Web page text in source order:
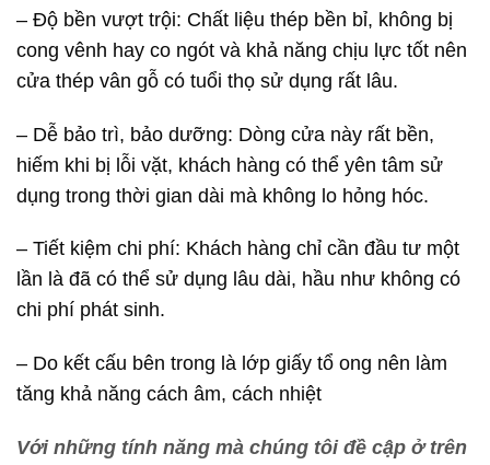
– Độ bền vượt trội: Chất liệu thép bền bỉ, không bị
cong vênh hay co ngót và khả năng chịu lực tốt nên
cửa thép vân gỗ có tuổi thọ sử dụng rất lâu.
– Dễ bảo trì, bảo dưỡng: Dòng cửa này rất bền,
hiếm khi bị lỗi vặt, khách hàng có thể yên tâm sử
dụng trong thời gian dài mà không lo hỏng hóc.
– Tiết kiệm chi phí: Khách hàng chỉ cần đầu tư một
lần là đã có thể sử dụng lâu dài, hầu như không có
chi phí phát sinh.
– Do kết cấu bên trong là lớp giấy tổ ong nên làm
tăng khả năng cách âm, cách nhiệt
Với những tính năng mà chúng tôi đề cập ở trên